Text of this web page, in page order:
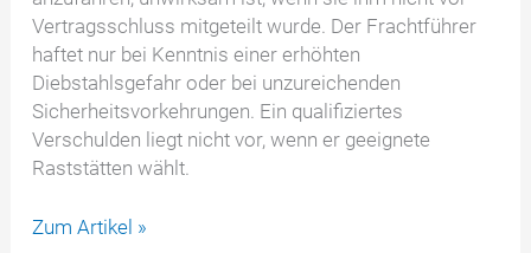
Vertragsschluss mitgeteilt wurde. Der Frachtführer
haftet nur bei Kenntnis einer erhöhten
Diebstahlsgefahr oder bei unzureichenden
Sicherheitsvorkehrungen. Ein qualifiziertes
Verschulden liegt nicht vor, wenn er geeignete
Raststätten wählt.
Zum
Zum Artikel »